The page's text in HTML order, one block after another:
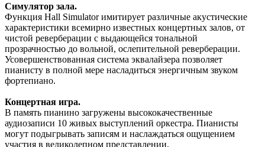
Симулятор зала.
Функция Hall Simulator имитирует различные акустические
характеристики всемирно известных концертных залов, от
чистой реверберации с выдающейся тональной
прозрачностью до вольной, ослепительной реверберации.
Усовершенствованная система эквалайзера позволяет
пианисту в полной мере насладиться энергичным звуком
фортепиано.
Концертная игра.
В память пианино загружены высококачественные
аудиозаписи 10 живых выступлений оркестра. Пианисты
могут подыгрывать записям и наслаждаться ощущением
участия в великолепном представлении.